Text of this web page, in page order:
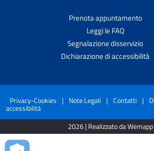
Prenota appuntamento
Leggi le FAQ
Segnalazione disservizio
Dichiarazione di accessibilità
Privacy-Cookies | Note Legali | Contatti |
accessibilità
2026 | Realizzato da Wemapp